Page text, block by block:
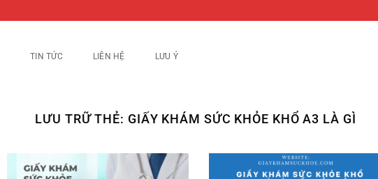
TIN TỨC LIÊN HỆ LƯU Ý
LƯU TRỮ THẺ: GIẤY KHÁM SỨC KHỎE KHỔ A3 LÀ GÌ